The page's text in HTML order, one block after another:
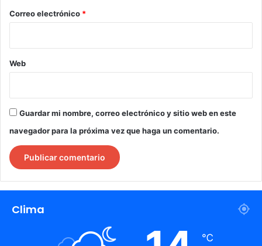
*
Correo electrónico *
Web
Guardar mi nombre, correo electrónico y sitio web en este
navegador para la próxima vez que haga un comentario.
Clima
℃